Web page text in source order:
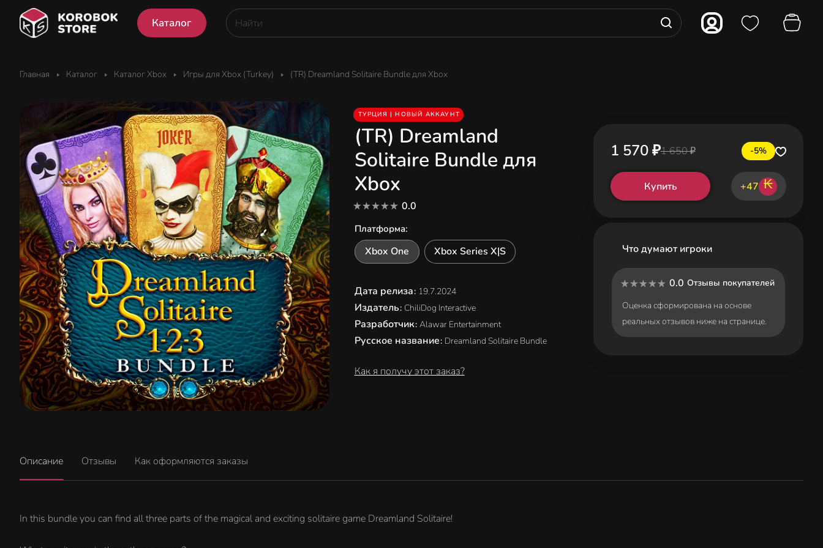
Каталог
Главная Каталог Каталог Xbox Игры для Xbox (Turkey) (TR) Dreamland Solitaire Bundle для Xbox
ТУРЦИЯ | НОВЫЙ АККАУНТ
(TR) Dreamland
Solitaire Bundle для
Xbox
0.0
Платформа:
Xbox One Xbox Series X|S
Дата релиза: 19.7.2024
Издатель: ChiliDog Interactive
Разработчик: Alawar Entertainment
Русское название: Dreamland Solitaire Bundle
Как я получу этот заказ?
1 570 ₽1 650 ₽ -5%
Купить +47 ₭
Что думают игроки
0.0 Отзывы покупателей
Оценка сформирована на основе
реальных отзывов ниже на странице.
Описание Отзывы Как оформляются заказы
In this bundle you can find all three parts of the magical and exciting solitaire game Dreamland Solitaire!